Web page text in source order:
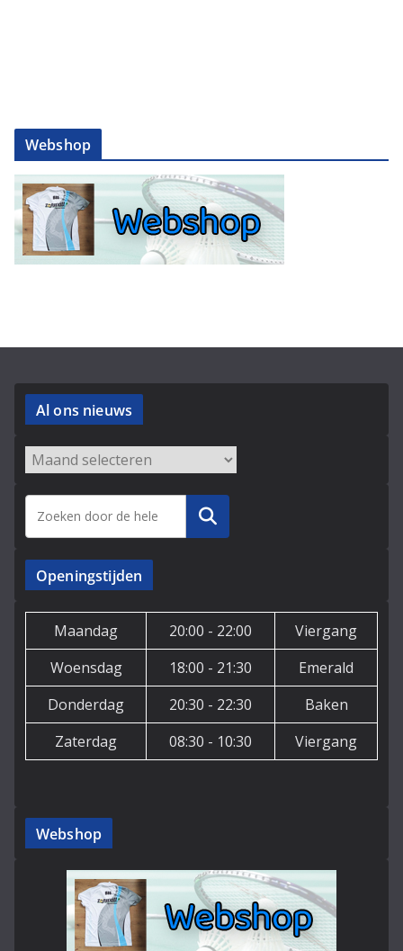
Webshop
Al ons nieuws
Archieven
Zoeken
Openingstijden
Maandag 20:00 - 22:00
Viergang
Woensdag
18:00 - 21:30
Emerald
Donderdag
20:30 - 22:30
Baken
Zaterdag
08:30 - 10:30 Viergang
Webshop